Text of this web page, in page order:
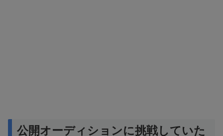
公開オーディションに挑戦していた